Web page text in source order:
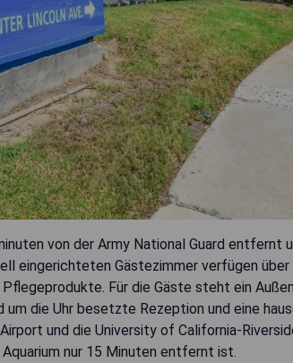
von der Army National Guard entfernt
eingerichteten Gästezimmer verfügen über
Für die Gäste steht ein
die Uhr besetzte Rezeption und eine
und die University of California-
nur 15 Minuten entfernt ist.